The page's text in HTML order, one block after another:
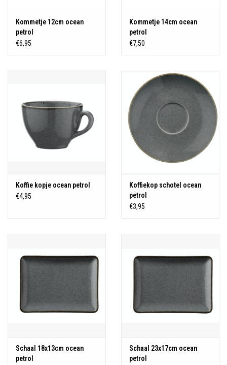
Kommetje 12cm ocean
petrol
€6,95
Kommetje 14cm ocean
petrol
€7,50
Koffie kopje ocean petrol
€4,95
Koffiekop schotel ocean
petrol
€3,95
Schaal 18x13cm ocean
petrol
Schaal 23x17cm ocean
petrol